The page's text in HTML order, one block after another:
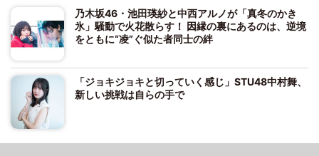
乃木坂46・池田瑛紗と中西アルノが「真冬のかき
氷」騒動で火花散らす！ 因縁の裏にあるのは、逆境
をともに“凌”ぐ似た者同士の絆
「ジョキジョキと切っていく感じ」STU48中村舞、
新しい挑戦は自らの手で